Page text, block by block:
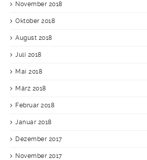
November 2018
Oktober 2018
August 2018
Juli 2018
Mai 2018
März 2018
Februar 2018
Januar 2018
Dezember 2017
November 2017